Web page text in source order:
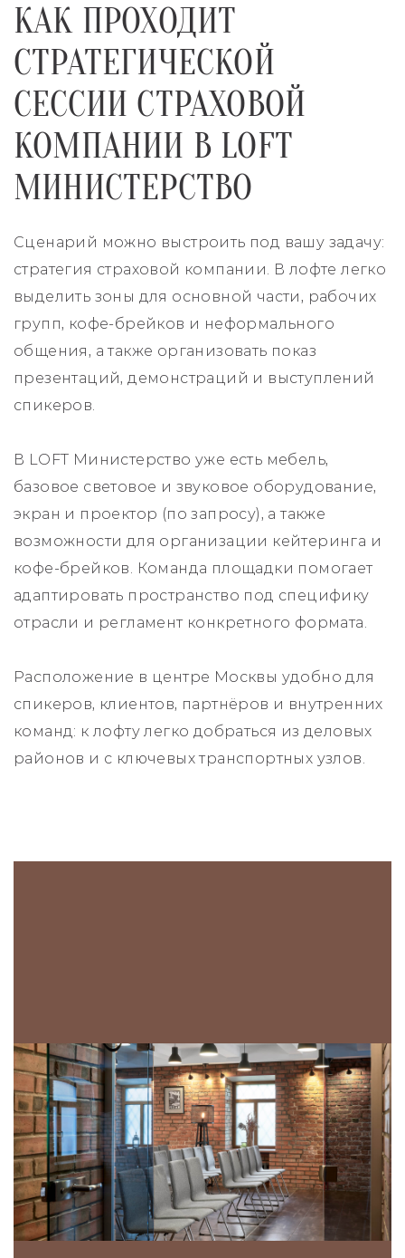
КАК ПРОХОДИТ
СТРАТЕГИЧЕСКОЙ
СЕССИИ СТРАХОВОЙ
КОМПАНИИ В LOFT
МИНИСТЕРСТВО
Сценарий можно выстроить под вашу задачу:
стратегия страховой компании. В лофте легко
выделить зоны для основной части, рабочих
групп, кофе-брейков и неформального
общения, а также организовать показ
презентаций, демонстраций и выступлений
спикеров.
В LOFT Министерство уже есть мебель,
базовое световое и звуковое оборудование,
экран и проектор (по запросу), а также
возможности для организации кейтеринга и
кофе-брейков. Команда площадки помогает
адаптировать пространство под специфику
отрасли и регламент конкретного формата.
Расположение в центре Москвы удобно для
спикеров, клиентов, партнёров и внутренних
команд: к лофту легко добраться из деловых
районов и с ключевых транспортных узлов.